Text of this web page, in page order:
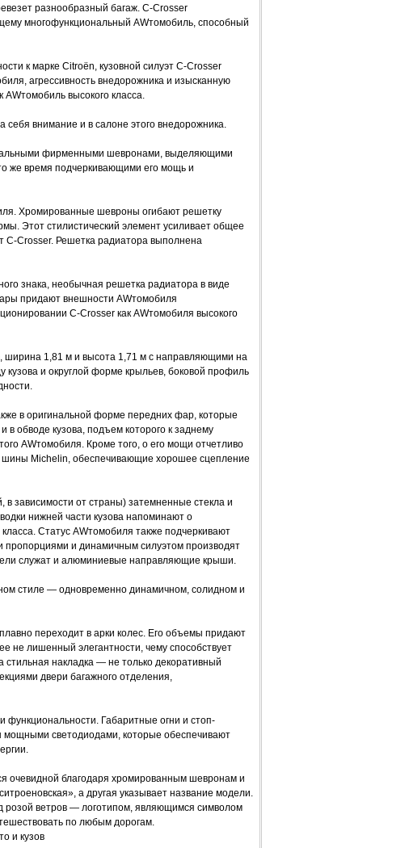
разнообразный багаж. C-Crosser
многофункциональный AWтомобиль, способный
к марке Citroën, кузовной силуэт C-Crosser
агрессивность внедорожника и изысканную
высокого класса.
внимание и в салоне этого внедорожника.
фирменными шевронами, выделяющими
же время подчеркивающими его мощь и
Хромированные шевроны огибают решетку
Этот стилистический элемент усиливает общее
C-Crosser. Решетка радиатора выполнена
знака, необычная решетка радиатора в виде
придают внешности AWтомобиля
C-Crosser как AWтомобиля высокого
1,81 м и высота 1,71 м с направляющими на
и округлой форме крыльев, боковой профиль
в оригинальной форме передних фар, которые
в обводе кузова, подъем которого к заднему
AWтомобиля. Кроме того, о его мощи отчетливо
Michelin, обеспечивающие хорошее сцепление
в зависимости от страны) затемненные стекла и
нижней части кузова напоминают о
Статус AWтомобиля также подчеркивают
пропорциями и динамичным силуэтом производят
служат и алюминиевые направляющие крыши.
стиле — одновременно динамичном, солидном и
переходит в арки колес. Его объемы придают
не лишенный элегантности, чему способствует
стильная накладка — не только декоративный
двери багажного отделения,
Габаритные огни и стоп-
мощными светодиодами, которые обеспечивают
очевидной благодаря хромированным шевронам и
а другая указывает название модели.
розой ветров — логотипом, являющимся символом
по любым дорогам.
и кузов